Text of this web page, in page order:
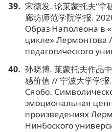
宋德发. 论莱蒙托夫“拿
廊坊师范学院学报.
Образ Наполеона в
цикле» Лермонтова
педагогического
孙晓博. 莱蒙托夫作品
感价值 // 宁波大学学
Сяобо.
эмоциональная
произведениях
Нинбоского